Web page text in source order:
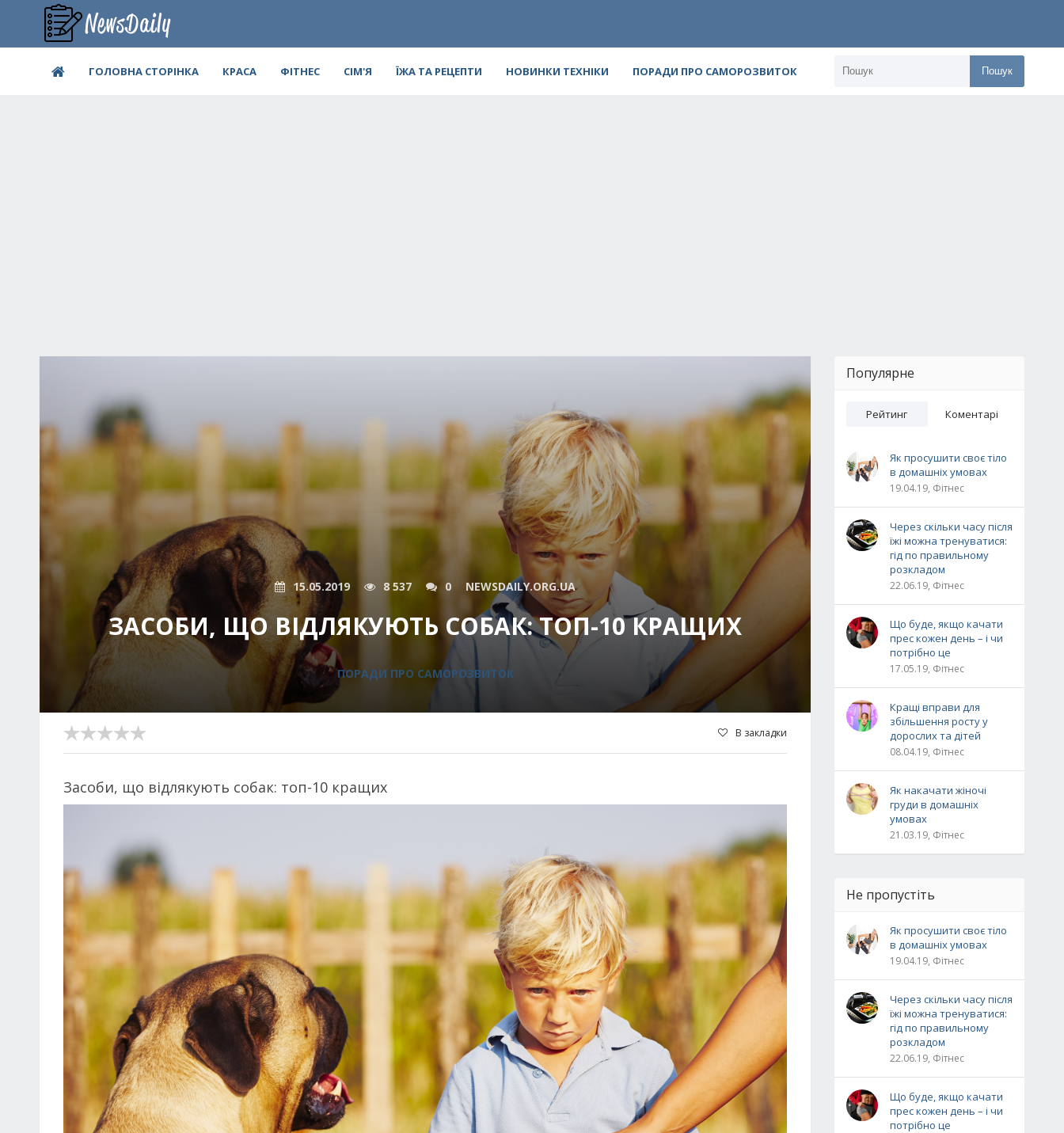
ГОЛОВНА СТОРІНКА КРАСА ФІТНЕС СІМ'Я ЇЖА ТА РЕЦЕПТИ НОВИНКИ ТЕХНІКИ ПОРАДИ ПРО САМОРОЗВИТОК Пошук
15.05.2019 8 537 0 NEWSDAILY.ORG.UA
ЗАСОБИ, ЩО ВІДЛЯКУЮТЬ СОБАК: ТОП-10 КРАЩИХ
ПОРАДИ ПРО САМОРОЗВИТОК
В закладки
Засоби, що відлякують собак: топ-10 кращих
Популярне
Рейтинг Коментарі
Як просушити своє тіло
в домашніх умовах
19.04.19, Фітнес
Через скільки часу після
їжі можна тренуватися:
гід по правильному
розкладом
22.06.19, Фітнес
Що буде, якщо качати
прес кожен день – і чи
потрібно це
17.05.19, Фітнес
Кращі вправи для
збільшення росту у
дорослих та дітей
08.04.19, Фітнес
Як накачати жіночі
груди в домашніх
умовах
21.03.19, Фітнес
Не пропустіть
Як просушити своє тіло
в домашніх умовах
19.04.19, Фітнес
Через скільки часу після
їжі можна тренуватися:
гід по правильному
розкладом
22.06.19, Фітнес
Що буде, якщо качати
прес кожен день – і чи
потрібно це